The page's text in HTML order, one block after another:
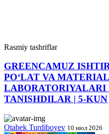
Rasmiy tashriflar
GREENCAMUZ
PO‘LAT VA
TANISHDILAR | 5-KUN
Otabek Turdiboyev 10 июл 2026